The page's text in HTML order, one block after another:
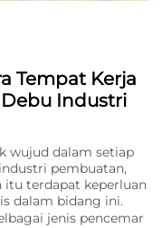
Tempat Kerja
Industri
wujud dalam setiap
pembuatan,
itu terdapat keperluan
dalam bidang ini.
jenis pencemar